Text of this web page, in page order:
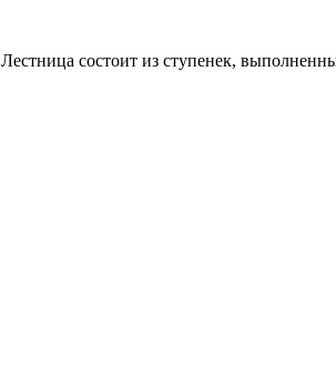
Лестница состоит из ступенек,